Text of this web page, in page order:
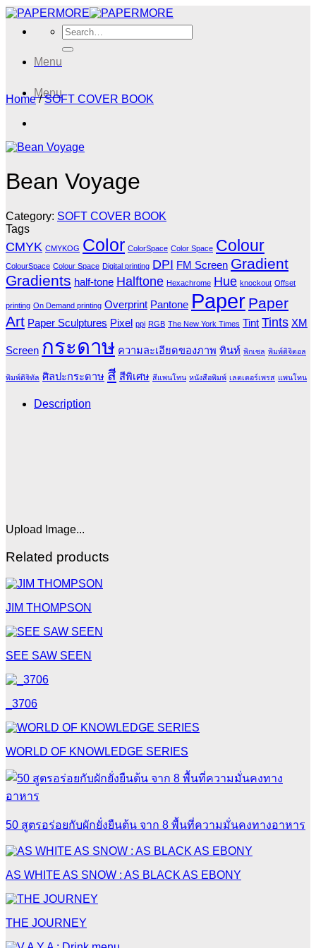
Skip
content
Search
for:
Menu
Menu
Home / SOFT COVER BOOK
Bean Voyage
Category: SOFT COVER BOOK
Tags
CMYK CMYKOG Color ColorSpace Color Space Colour
ColourSpace Colour Space Digital printing DPI FM Screen Gradient
Gradients half-tone Halftone Hexachrome Hue knockout Offset
printing On Demand printing Overprint Pantone Paper Paper
Art Paper Sculptures Pixel ppi RGB The New York Times Tint Tints XM
Screen กระดาษ ความละเอียดของภาพ ทินท์ พิกเซล พิมพ์ดิจิตอล
พิมพ์ดิจิทัล ศิลปะกระดาษ สี สีพิเศษ สีแพนโทน หนังสือพิมพ์ เลตเตอร์เพรส แพนโทน
Description
Upload Image...
Related products
JIM THOMPSON
SEE SAW SEEN
_3706
WORLD OF KNOWLEDGE SERIES
50 สูตรอร่อยกับผักยั่งยืนต้น จาก 8 พื้นที่ความมั่นคงทางอาหาร
AS WHITE AS SNOW : AS BLACK AS EBONY
THE JOURNEY